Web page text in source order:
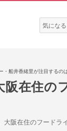
検
索:
船井香緒里が注目するの
在住の
阪在住のフードラ